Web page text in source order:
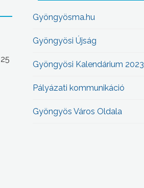
Gyöngyösma.hu
Gyöngyösi Újság
Gyöngyösi Kalendárium 2023
Pályázati kommunikáció
Gyöngyös Város Oldala